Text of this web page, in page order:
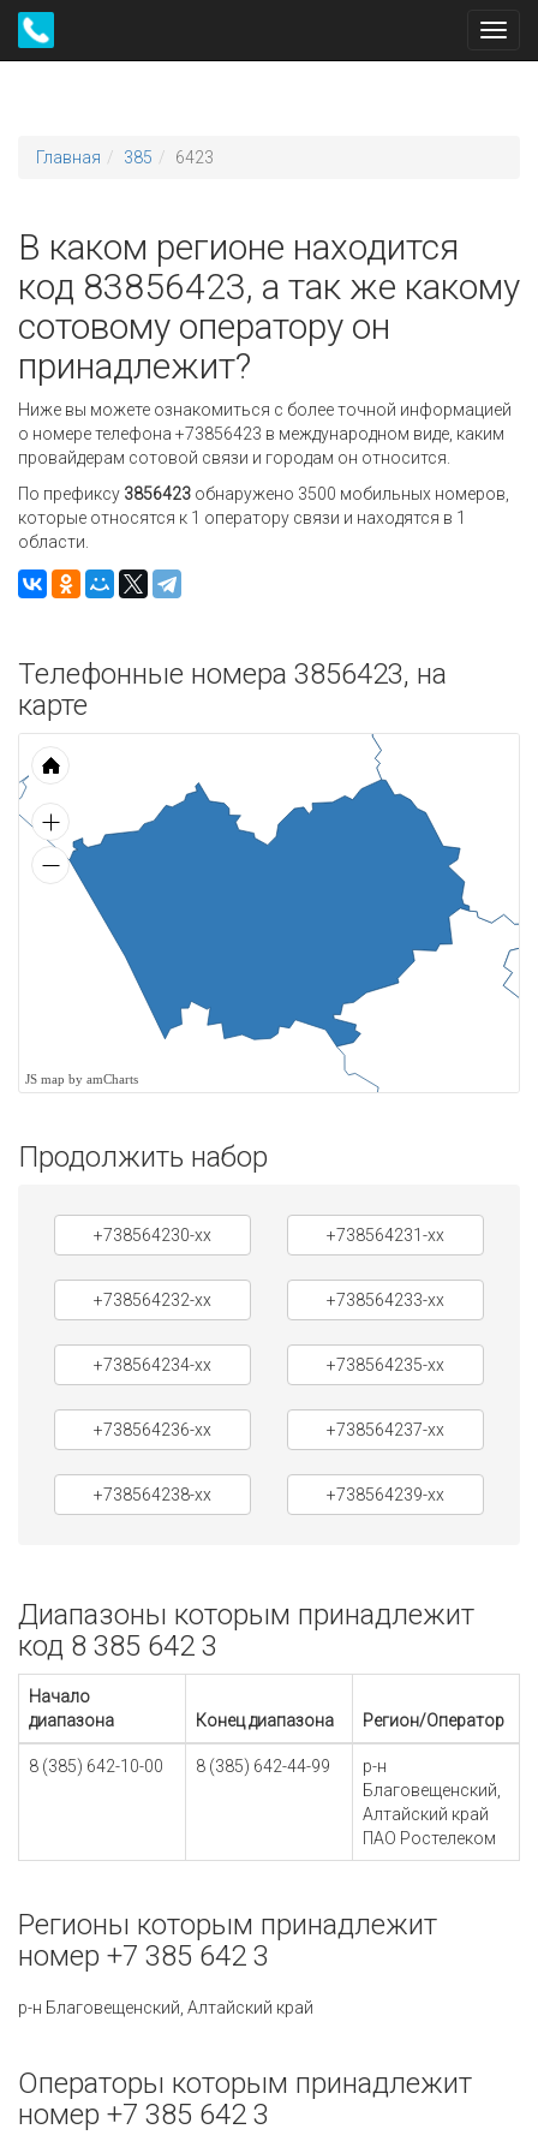
Главная 385 6423
В каком регионе находится
код 83856423, а так же какому
сотовому оператору он
принадлежит?
Ниже вы можете ознакомиться с более точной информацией
о номере телефона +73856423 в международном виде, каким
провайдерам сотовой связи и городам он относится.
По префиксу 3856423 обнаружено 3500 мобильных номеров,
которые относятся к 1 оператору связи и находятся в 1
области.
Телефонные номера 3856423, на
карте
JS map by amCharts
Продолжить набор
+738564230-xx +738564231-xx
+738564232-xx +738564233-xx
+738564234-xx +738564235-xx
+738564236-xx +738564237-xx
+738564238-xx +738564239-xx
Диапазоны которым принадлежит
код 8 385 642 3
Начало
диапазона
Конец диапазона Регион/Оператор
8 (385) 642-10-00 8 (385) 642-44-99
р-н
Благовещенский,
Алтайский край
ПАО Ростелеком
Регионы которым принадлежит
номер +7 385 642 3
р-н Благовещенский, Алтайский край
Операторы которым принадлежит
номер +7 385 642 3